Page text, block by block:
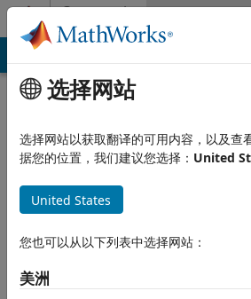
跳到内容 Community
Profile
MATLAB Answers
N/A
选择网站
选择网站以获取翻译的可用内容，以及查
据您的位置，我们建议您选择： United
United States
您也可以从以下列表中选择网站：
美洲